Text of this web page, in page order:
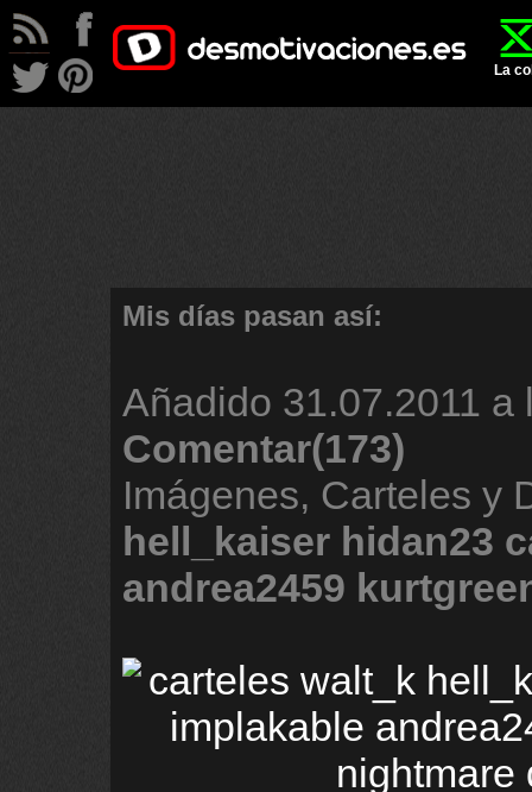
La
Mis días pasan así:
Añadido 31.07.2011 a
Comentar(173)
Imágenes, Carteles y
hell_kaiser hidan23
andrea2459